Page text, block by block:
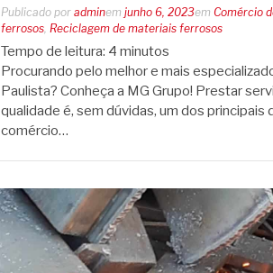
Publicado por adminem junho 6, 2023em Comércio
ferrosos Reciclagem de materiais ferrosos
Tempo de leitura: 4 minutos
Procurando pelo melhor e mais
Paulista? Conheça a MG Grupo! Prestar
qualidade é, sem dúvidas, um dos principais
comércio…